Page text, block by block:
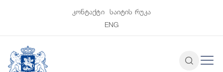
კონტაქტი
საიტის რუკა
ENG